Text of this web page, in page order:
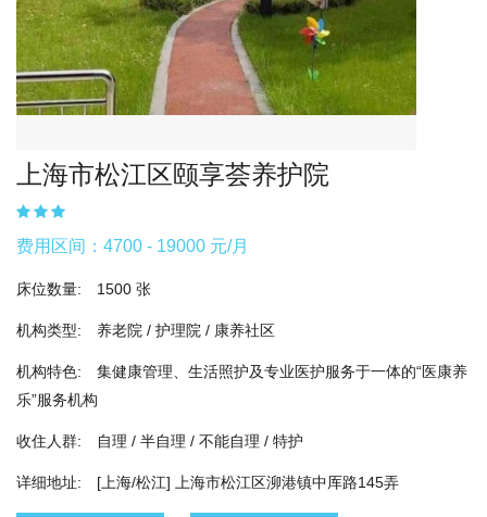
上海市松江区颐享荟养护院
费用区间：4700 - 19000 元/月
床位数量: 1500 张
机构类型: 养老院 / 护理院 / 康养社区
机构特色:
集健康管理、生活照护及专业医护服务于一体的“医康养
乐”服务机构
收住人群: 自理 / 半自理 / 不能自理 / 特护
详细地址: [上海/松江] 上海市松江区泖港镇中厍路145弄